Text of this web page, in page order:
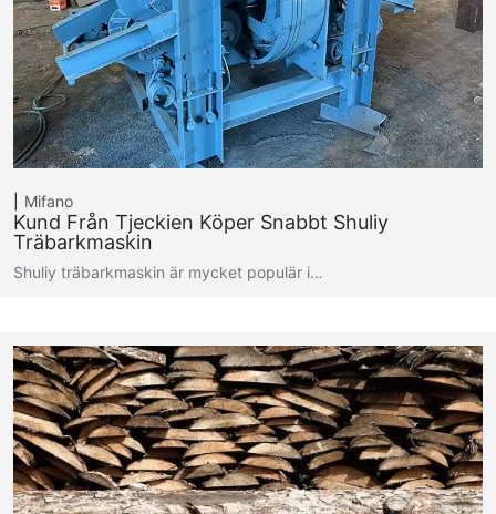
Mifano
Kund Från Tjeckien Köper Snabbt Shuliy
Träbarkmaskin
Shuliy träbarkmaskin är mycket populär i…